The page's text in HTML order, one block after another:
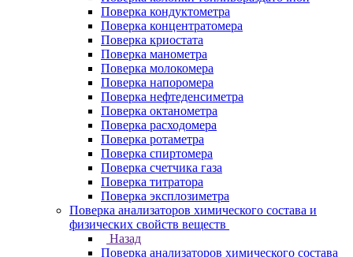
Поверка кондуктометра
Поверка концентратомера
Поверка криостата
Поверка манометра
Поверка молокомера
Поверка напоромера
Поверка нефтеденсиметра
Поверка октанометра
Поверка расходомера
Поверка ротаметра
Поверка спиртомера
Поверка счетчика газа
Поверка титратора
Поверка эксплозиметра
Поверка анализаторов химического состава и
физических свойств веществ
Назад
Поверка анализаторов химического состава